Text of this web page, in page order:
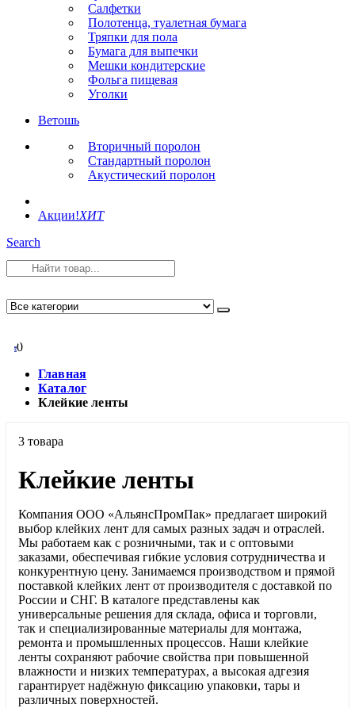
Салфетки
Полотенца, туалетная бумага
Тряпки для пола
Бумага для выпечки
Мешки кондитерские
Фольга пищевая
Уголки
Ветошь
Вторичный поролон
Стандартный поролон
Акустический поролон
Акции!ХИТ
Search
00
Главная
Каталог
Клейкие ленты
3 товара
Клейкие ленты
Компания ООО «АльянсПромПак» предлагает широкий
выбор клейких лент для самых разных задач и отраслей.
Мы работаем как с розничными, так и с оптовыми
заказами, обеспечивая гибкие условия сотрудничества и
конкурентную цену. Занимаемся производством и прямой
поставкой клейких лент от производителя с доставкой по
России и СНГ. В каталоге представлены как
универсальные решения для склада, офиса и торговли,
так и специализированные материалы для монтажа,
ремонта и промышленных процессов. Наши клейкие
ленты сохраняют рабочие свойства при повышенной
влажности и низких температурах, а высокая адгезия
гарантирует надёжную фиксацию упаковки, тары и
различных поверхностей.